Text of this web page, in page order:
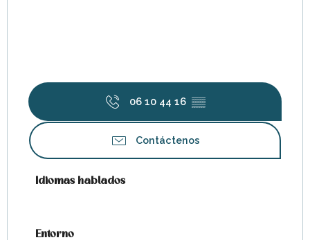
06 10 44 16 ▒▒
Contáctenos
Idiomas hablados
Idiomas hablados
Entorno
Entorno